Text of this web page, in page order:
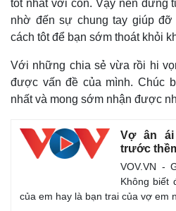
tốt nhất với con. Vậy nên đừng
nhờ đến sự chung tay giúp
cách tôt để bạn sớm thoát khỏi
Với những chia sẻ vừa rồi hi
được vấn đề của mình. Chúc
nhất và mong sớm nhận được
Vợ ân
trước
VOV.VN -
Không biết
của em hay là bạn trai của vợ em